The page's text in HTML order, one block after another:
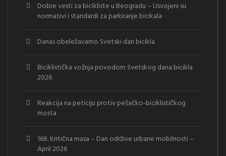
Dobre vesti za bicikliste u Beogradu – Usvojeni su
normativi i standardi za parkiranje bicikala
Danas obeležavamo Svetski dan bicikla
Biciklistička vožnja povodom Svetskog dana bicikla
2026
Reakcija na peticiju protiv pešačko-biciklističkog
mosta
168. Kritična masa – Dan održive urbane mobilnosti –
April 2026